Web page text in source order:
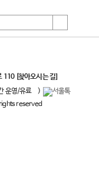
110 [찾아오시는 길]
운영/유료
)
reserved